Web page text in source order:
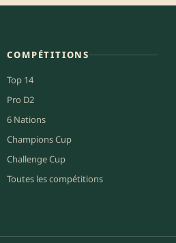
COMPÉTITIONS
Top 14
Pro D2
6 Nations
Champions Cup
Challenge Cup
Toutes les compétitions